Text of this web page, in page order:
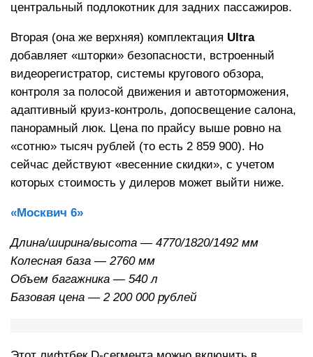
центральный подлокотник для задних пассажиров.
Вторая (она же верхняя) комплектация Ultra
добавляет «шторки» безопасности, встроенный
видеорегистратор, системы кругового обзора,
контроля за полосой движения и автоторможения,
адаптивный круиз-контроль, допосвещение салона,
панорамный люк. Цена по прайсу выше ровно на
«сотню» тысяч рублей (то есть 2 859 900). Но
сейчас действуют «весенние скидки», с учетом
которых стоимость у дилеров может выйти ниже.
«Москвич 6»
Длина/ширина/высота — 4770/1820/1492 мм
Колесная база — 2760 мм
Объем багажника — 540 л
Базовая цена — 2 200 000 рублей